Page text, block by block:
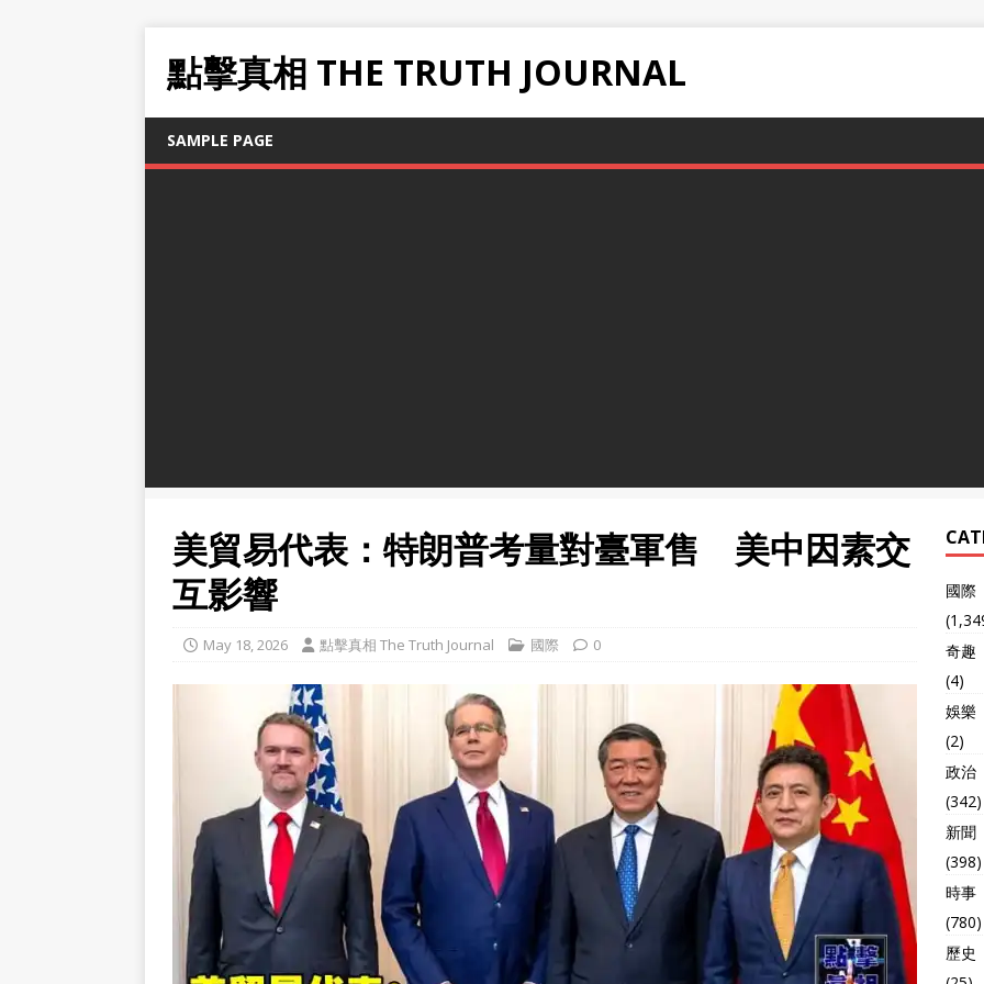
點擊真相 THE TRUTH JOURNAL
SAMPLE PAGE
美貿易代表：特朗普考量對臺軍售 美中因素交
互影響
May 18, 2026 點擊真相 The Truth Journal 國際 0
國際
奇趣
(4)
娛樂
(2)
政治
(342)
新聞
(398)
時事
(780)
歷史